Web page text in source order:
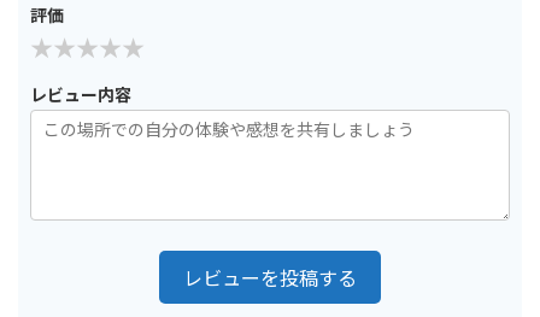
評価
レビュー内容
レビューを投稿する